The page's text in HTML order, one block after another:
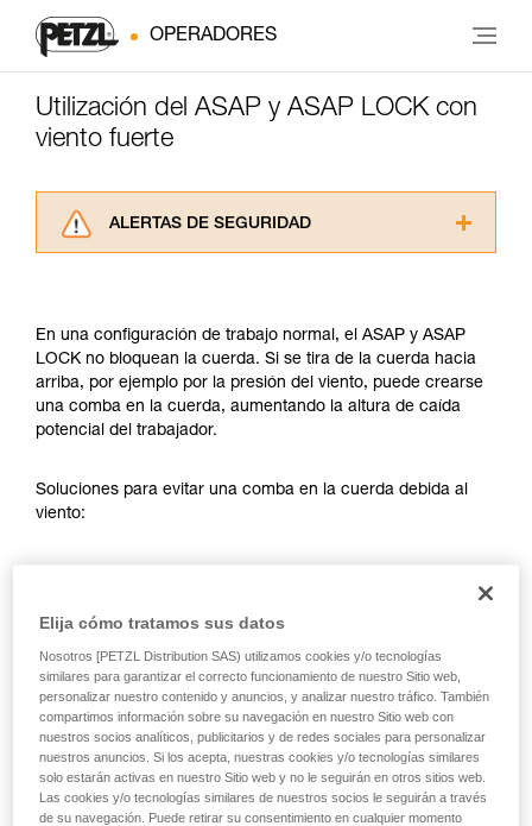
OPERADORES
Utilización del ASAP y ASAP LOCK con
viento fuerte
ALERTAS DE SEGURIDAD
información de la ficha técnica para poder
comprender este complemento informativo.
Dominar estas técnicas requiere una formación
y un entrenamiento específico. Confirme a
través de un profesional su capacidad para
seguridad, antes de ejecutarlas de forma
En una configuración de trabajo normal, el ASAP y ASAP
LOCK no bloquean la cuerda. Si se tira de la cuerda hacia
arriba, por ejemplo por la presión del viento, puede crearse
una comba en la cuerda, aumentando la altura de caída
potencial del trabajador.
Soluciones para evitar una comba en la cuerda debida al
viento:
impide los desplazamientos del usuario hacia arriba.
Con el ASAP, sin función de bloqueo, se pueden utilizar otras
técnicas:
Retención de la cuerda por parte de un compañero
desde el suelo
Lastre en la punta de la cuerda
Elija cómo tratamos sus datos
Nosotros [PETZL Distribution SAS) utilizamos cookies y/o tecnologías
similares para garantizar el correcto funcionamiento de nuestro Sitio web,
personalizar nuestro contenido y anuncios, y analizar nuestro tráfico. También
compartimos información sobre su navegación en nuestro Sitio web con
nuestros socios analíticos, publicitarios y de redes sociales para personalizar
nuestros anuncios. Si los acepta, nuestras cookies y/o tecnologías similares
solo estarán activas en nuestro Sitio web y no le seguirán en otros sitios web.
Las cookies y/o tecnologías similares de nuestros socios le seguirán a través
de su navegación. Puede retirar su consentimiento en cualquier momento